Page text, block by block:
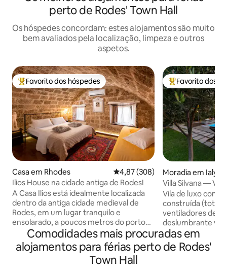
perto de Rodes' Town Hall
Os hóspedes concordam: estes alojamentos são muito
bem avaliados pela localização, limpeza e outros
aspetos.
Favoritos dos hóspedes mais apreciados
Favorito dos hóspedes
Casa em Rhodes Classificação média de 4,87 em
4,87 (308)
Ilios House na cidade antiga de Rodes!
A Casa Ilios está idealmente localizada
dentro da antiga cidade medieval de
Rodes, em um lugar tranquilo e
ensolarado, a poucos metros do porto
central de Rodes e a cerca de 100
metros do mercado da cidade velha. A
casa foi comprada e renovada em 2005
sob a provisão do departamento
Favoritos dos
Favorito dos
Moradia em
Villa Silvana —
piscina perto de
Vila de luxo com
construída
ventiladores de
deslumbrante vila
aninhada em um
pitoresca cidade
km do aeroporto
Comodidades mais procuradas em
alojamentos para férias perto de Rodes'
Town Hall